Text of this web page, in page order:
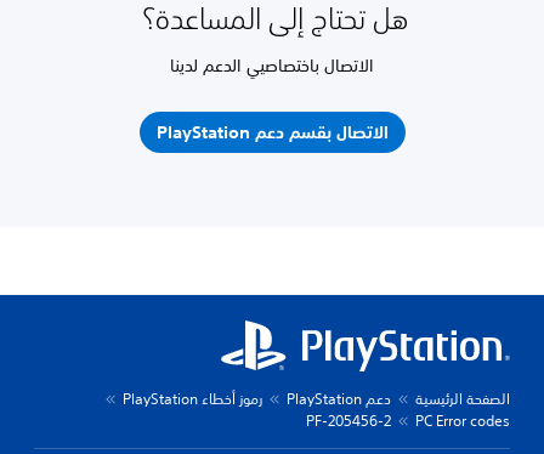
هل تحتاج إلى المساعدة؟
الاتصال باختصاصيي الدعم لدينا
الاتصال بقسم دعم PlayStation
الصفحة الرئيسية دعم PlayStation
رموز أخطاء PlayStation
PC Error codes
PF-205456-2